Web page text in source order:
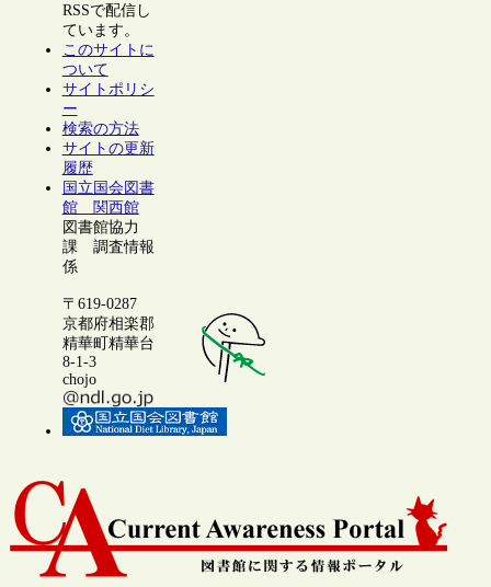
RSSで配信し
ています。
このサイトに
ついて
サイトポリシ
ー
検索の方法
サイトの更新
履歴
国立国会図書
館 関西館
図書館協力
課 調査情報
係
〒619-0287
京都府相楽郡
精華町精華台
8-1-3
chojo